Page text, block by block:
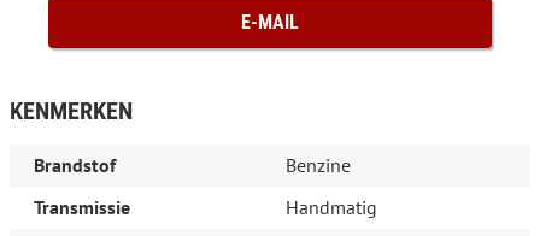
E-MAIL
KENMERKEN
Brandstof
Benzine
Transmissie
Handmatig